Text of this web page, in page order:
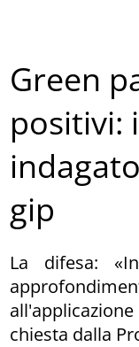
Green
positivi:
gip
La difesa:
chiesta dalla